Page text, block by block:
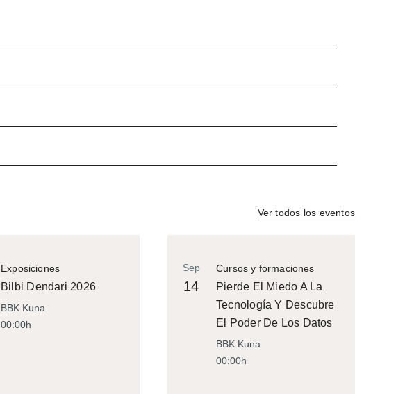
Ver todos los eventos
Exposiciones
Bilbi Dendari 2026
BBK Kuna
00:00h
Cursos y formaciones
Sep
14
Pierde El Miedo A La
Tecnología Y Descubre
El Poder De Los Datos
BBK Kuna
00:00h